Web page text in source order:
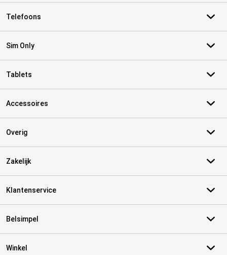
Telefoons
Sim Only
Tablets
Accessoires
Overig
Zakelijk
Klantenservice
Belsimpel
Winkel